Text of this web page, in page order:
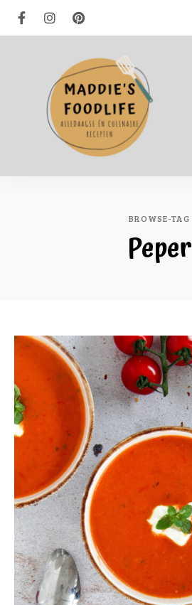
Alledaagse
BROWSE-TAG
Peper